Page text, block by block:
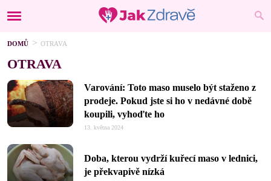
DOMŮ OTRAVA
OTRAVA
Varování: Toto maso muselo být staženo z
prodeje. Pokud jste si ho v nedávné době
koupili, vyhoďte ho
13. května 2024
Doba, kterou vydrží kuřecí maso v lednici,
je překvapivě nízká